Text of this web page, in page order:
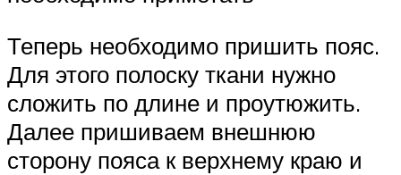
Теперь необходимо пришить пояс.
Для этого полоску ткани нужно
сложить по длине и проутюжить.
Далее пришиваем внешнюю
сторону пояса к верхнему краю и